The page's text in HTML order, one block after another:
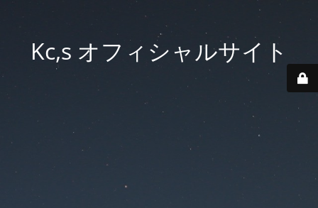
Kc,s オフィシャルサイト